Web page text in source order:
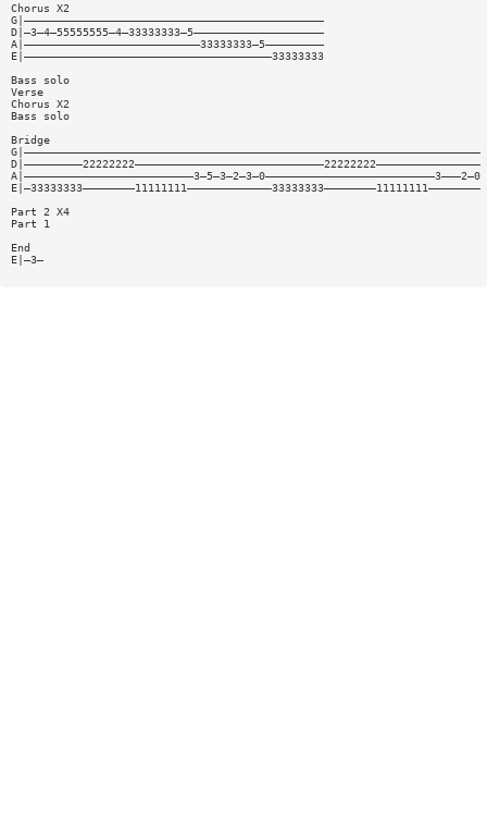
Chorus X2
G|——————————————————————————————————————————————
D|—3—4—55555555—4—33333333—5————————————————————
A|———————————————————————————33333333—5—————————
E|——————————————————————————————————————33333333
Bass solo
Verse
Chorus X2
Bass solo
Bridge
G|——————————————————————————————————————————————————————————————————————
D|—————————22222222—————————————————————————————22222222————————————————
A|——————————————————————————3—5—3—2—3—0——————————————————————————3———2—0
E|—33333333————————11111111—————————————33333333————————11111111————————
Part 2 X4
Part 1
End
E|—3—